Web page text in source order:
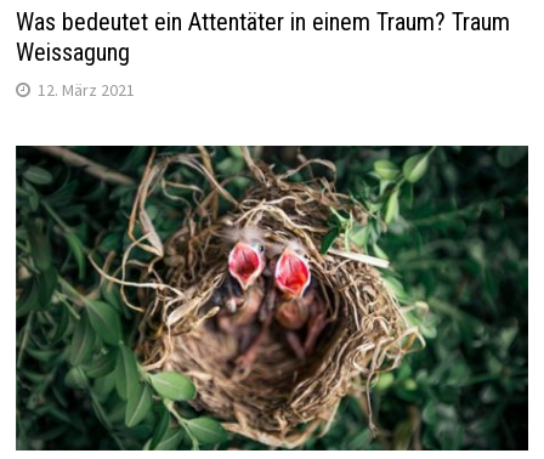
Was bedeutet ein Attentäter in einem Traum? Traum
Weissagung
12. März 2021